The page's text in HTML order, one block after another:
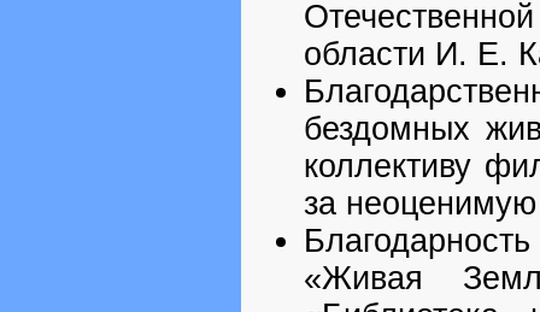
области И. Е.
бездомных
коллективу
за
«Живая